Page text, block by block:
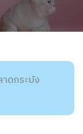
ดกระบัง